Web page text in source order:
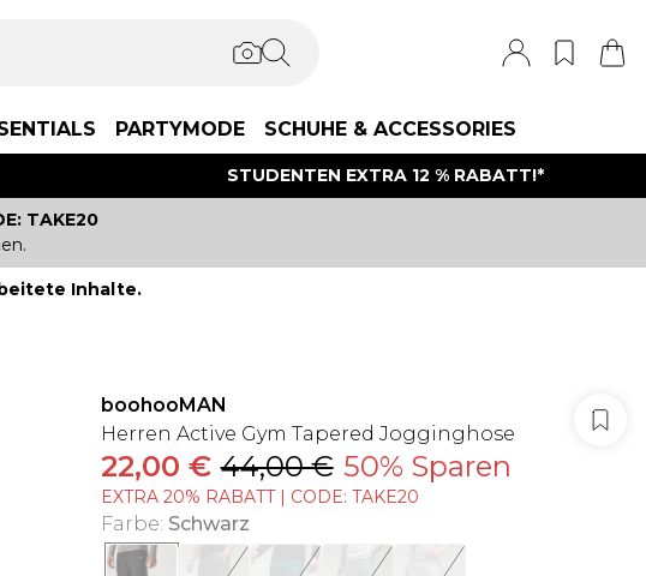
PARTYMODE SCHUHE & ACCESSORIES
STUDENTEN EXTRA 12 % RABATT!*
TAKE20
Inhalte.
boohooMAN
Herren Active Gym Tapered Jogginghose
22,00 € 44,00 € 50% Sparen
EXTRA 20% RABATT | CODE: TAKE20
Farbe: Schwarz